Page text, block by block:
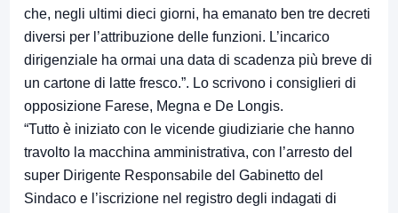
che, negli ultimi dieci giorni, ha emanato ben tre decreti
diversi per l’attribuzione delle funzioni. L’incarico
dirigenziale ha ormai una data di scadenza più breve di
un cartone di latte fresco.”. Lo scrivono i consiglieri di
opposizione Farese, Megna e De Longis.
“Tutto è iniziato con le vicende giudiziarie che hanno
travolto la macchina amministrativa, con l’arresto del
super Dirigente Responsabile del Gabinetto del
Sindaco e l’iscrizione nel registro degli indagati di